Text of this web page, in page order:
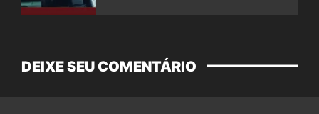
DEIXE SEU COMENTÁRIO